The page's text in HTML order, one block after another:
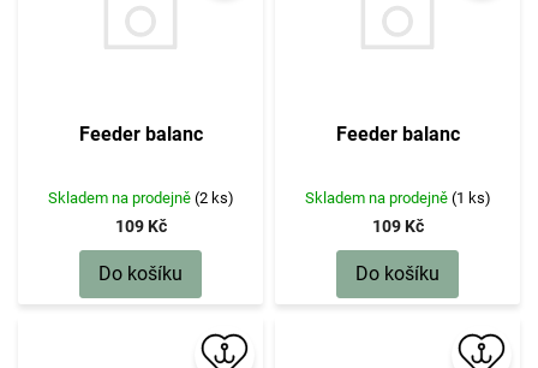
Feeder balanc
Skladem na prodejně (2 ks)
109 Kč
Do košíku
Feeder balanc
Skladem na prodejně (1 ks)
109 Kč
Do košíku